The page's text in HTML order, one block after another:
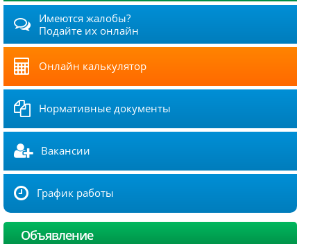
Имеются жалобы?
Подайте их онлайн
Онлайн калькулятор
Нормативные документы
Вакансии
График работы
Объявление